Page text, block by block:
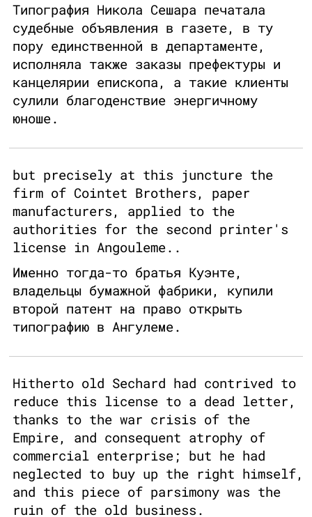
Типография Никола Сешара печатала
судебные объявления в газете, в ту
пору единственной в департаменте,
исполняла также заказы префектуры и
канцелярии епископа, а такие клиенты
сулили благоденствие энергичному
юноше.
but precisely at this juncture the
firm of Cointet Brothers, paper
manufacturers, applied to the
authorities for the second printer's
license in Angouleme..
Именно тогда-то братья Куэнте,
владельцы бумажной фабрики, купили
второй патент на право открыть
типографию в Ангулеме.
Hitherto old Sechard had contrived to
reduce this license to a dead letter,
thanks to the war crisis of the
Empire, and consequent atrophy of
commercial enterprise; but he had
neglected to buy up the right himself,
and this piece of parsimony was the
ruin of the old business.